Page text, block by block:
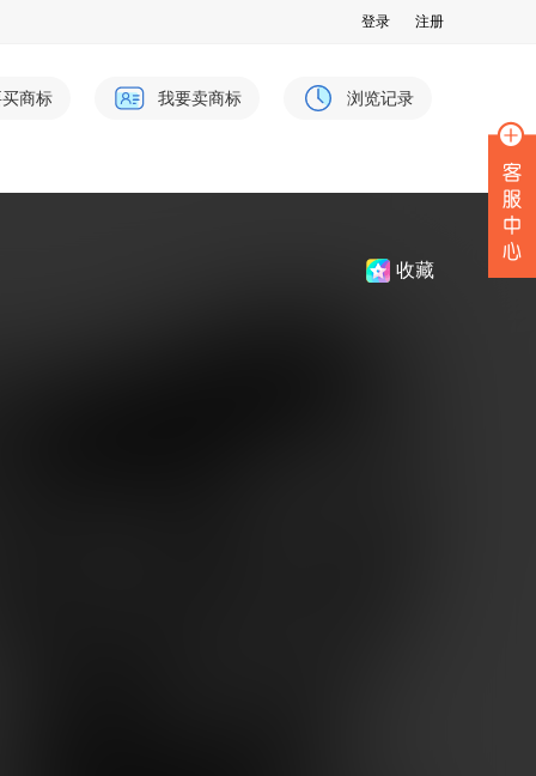
登录 注册
商标 我要卖商标 浏览记录
收藏